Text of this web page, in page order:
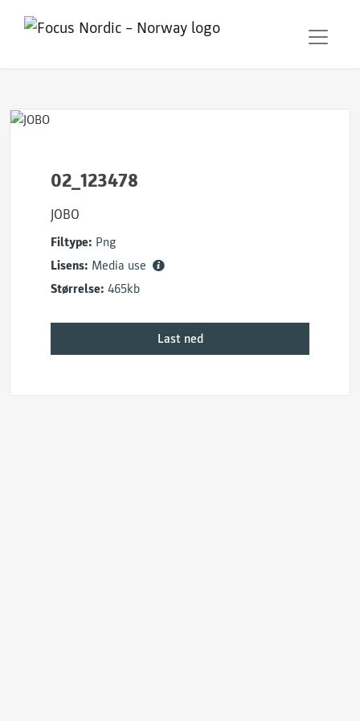
02_123478
JOBO
Filtype: Png
Lisens: Media use
Størrelse: 465kb
Last ned